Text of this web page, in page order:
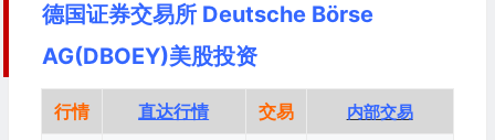
德国证券交易所 Deutsche Börse
AG(DBOEY)美股投资
行情 直达行情 交易 内部交易